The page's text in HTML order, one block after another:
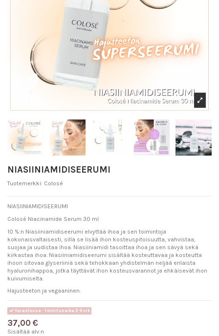
NIASIINIAMIDISEERUMI
Tuotemerkki: Colosé
NIASIINIAMIDISEERUMI
Colosé Niacinamide Serum 30 ml
10 %:n Niasiiniamidiseerumi elvyttää ihoa ja sen toimintoja
kokonaisvaltaisesti, sillä se lisää ihon kosteuspitoisuutta, vahvistaa,
suojaa ja uudistaa ihoa. Niasiiniamidi tasoittaa ihoa ja sen sävyä sekä
kirkastaa ihoa. Niasiiniamidiseerumi sisältää kosteuttavaa ja kosteutta
ihoon sitovaa glyseriiniä sekä tehokkaan yhdistelmän neljää erilaista
hyaluronihappoa, jotka täyttävät ihon kosteusvarannot ja ehkäisevät ihon
kuivumiselta.
Hajusteeton ja vegaaninen.
Varastossa - toimitusaika 2-6 vrk
37,00 €
Sisältää alv:n